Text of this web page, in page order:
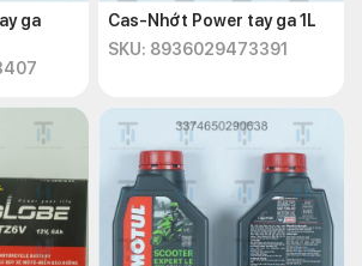
ga
Cas-Nhớt Power tay ga 1L
SKU: 8936029473391